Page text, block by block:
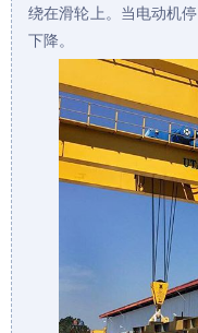
绕在滑轮上。当电动机
下降。